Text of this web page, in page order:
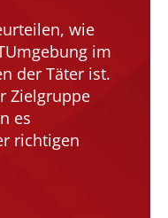
wie
im
der Täter ist.
Zielgruppe
es
richtigen